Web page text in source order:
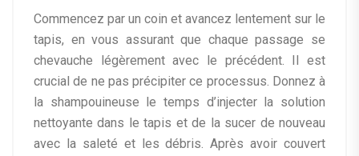
Commencez par un coin et avancez lentement sur le
tapis, en vous assurant que chaque passage se
chevauche légèrement avec le précédent. Il est
crucial de ne pas précipiter ce processus. Donnez à
la shampouineuse le temps d’injecter la solution
nettoyante dans le tapis et de la sucer de nouveau
avec la saleté et les débris. Après avoir couvert